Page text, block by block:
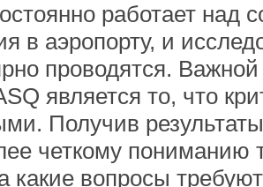
работает над
в аэропорту, и
проводятся.
является то, что
Получив
четкому пониманию
какие вопросы